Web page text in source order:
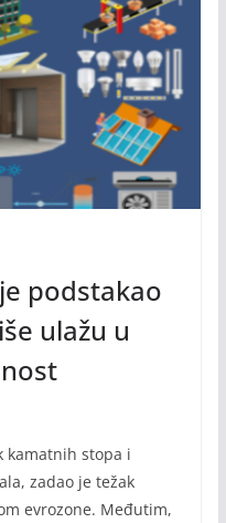
podstakao
ulažu u
kamatnih stopa i
zadao je težak
evrozone. Međutim,